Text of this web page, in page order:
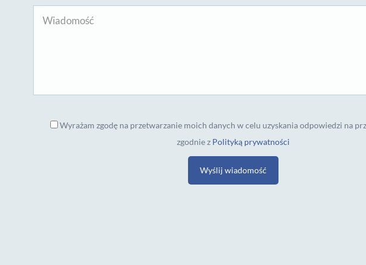
Wyrażam zgodę na przetwarzanie moich danych w celu uzyskania odpowiedzi na
zgodnie z Polityką prywatności